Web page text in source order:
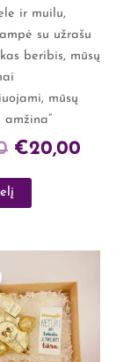
ir muilu,
su užrašu
beribis, mūsų
mūsų
amžina”
€20,00
price
was:
€21,00.
price
is:
€15,00.